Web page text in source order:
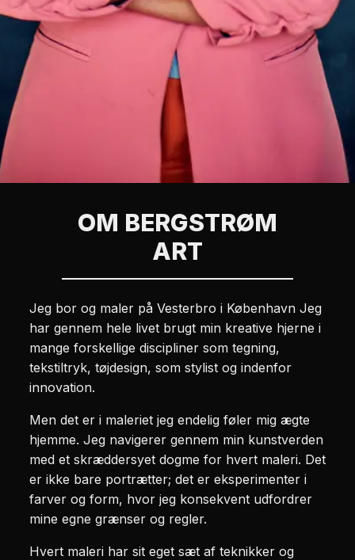
OM BERGSTRØM
ART
Jeg bor og maler på Vesterbro i København Jeg
har gennem hele livet brugt min kreative hjerne i
mange forskellige discipliner som tegning,
tekstiltryk, tøjdesign, som stylist og indenfor
innovation.
Men det er i maleriet jeg endelig føler mig ægte
hjemme. Jeg navigerer gennem min kunstverden
med et skræddersyet dogme for hvert maleri. Det
er ikke bare portrætter; det er eksperimenter i
farver og form, hvor jeg konsekvent udfordrer
mine egne grænser og regler.
Hvert maleri har sit eget sæt af teknikker og